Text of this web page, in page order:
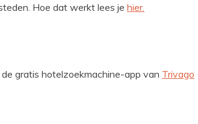
Hoe dat werkt lees je hier.
gratis hotelzoekmachine-app van Trivago